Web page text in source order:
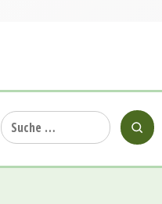
Suche